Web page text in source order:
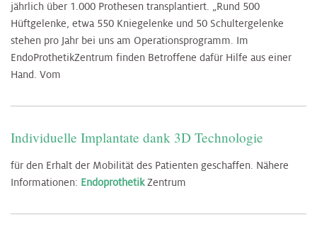
jährlich über 1.000 Prothesen transplantiert. „Rund 500
Hüftgelenke, etwa 550 Kniegelenke und 50 Schultergelenke
stehen pro Jahr bei uns am Operationsprogramm. Im
EndoProthetikZentrum finden Betroffene dafür Hilfe aus einer
Hand. Vom
Individuelle Implantate dank 3D Technologie
für den Erhalt der Mobilität des Patienten geschaffen. Nähere
Informationen: EndoprothetikZentrum